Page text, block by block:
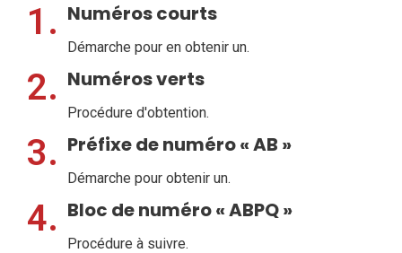
1. Numéros courts
Démarche pour en obtenir un.
2. Numéros verts
Procédure d'obtention.
3. Préfixe de numéro « AB »
Démarche pour obtenir un.
4. Bloc de numéro « ABPQ »
Procédure à suivre.